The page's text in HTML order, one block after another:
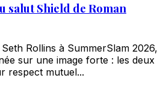
salut Shield de Roman
Rollins à SummerSlam 2026,
sur une image forte : les deux
respect mutuel...